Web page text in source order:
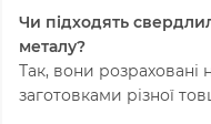
Чи підходять
металу?
Так, вони
заготовками різної